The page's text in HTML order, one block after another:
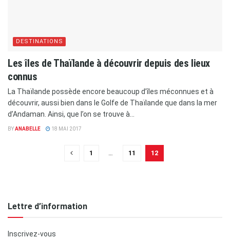
DESTINATIONS
Les îles de Thaïlande à découvrir depuis des lieux
connus
La Thaïlande possède encore beaucoup d’îles méconnues et à
découvrir, aussi bien dans le Golfe de Thaïlande que dans la mer
d’Andaman. Ainsi, que l’on se trouve à...
BYANABELLE 18 MAI 2017
1 … 11 12
Lettre d’information
Inscrivez-vous